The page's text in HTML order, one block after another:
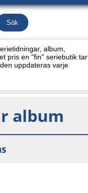
album,
pris en "fin" seriebutik tar
uppdateras varje
album